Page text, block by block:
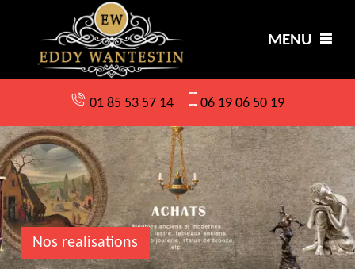
MENU
01 85 53 57 14 06 19 06 50 19
Nos realisations